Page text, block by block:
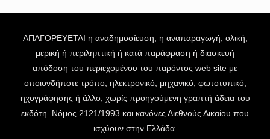
ΑΠΑΓΟΡΕΥΕΤΑΙ η αναδημοσίευση, η αναπαραγωγή, ολική,
μερική ή περιληπτική ή κατά παράφραση ή διασκευή
απόδοση του περιεχομένου του παρόντος web site με
οποιονδήποτε τρόπο, ηλεκτρονικό, μηχανικό, φωτοτυπικό,
ηχογράφησης ή άλλο, χωρίς προηγούμενη γραπτή άδεια του
εκδότη. Νόμος 2121/1993 και κανόνες Διεθνούς Δικαίου που
ισχύουν στην Ελλάδα.